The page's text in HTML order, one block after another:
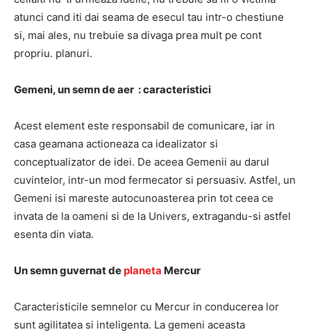
atunci cand iti dai seama de esecul tau intr-o chestiune
si, mai ales, nu trebuie sa divaga prea mult pe cont
propriu. planuri.
Gemeni, un semn de aer : caracteristici
Acest element este responsabil de comunicare, iar in
casa geamana actioneaza ca idealizator si
conceptualizator de idei. De aceea Gemenii au darul
cuvintelor, intr-un mod fermecator si persuasiv. Astfel, un
Gemeni isi mareste autocunoasterea prin tot ceea ce
invata de la oameni si de la Univers, extragandu-si astfel
esenta din viata.
Un semn guvernat deplaneta Mercur
Caracteristicile semnelor cu Mercur in conducerea lor
sunt agilitatea si inteligenta. La gemeni aceasta